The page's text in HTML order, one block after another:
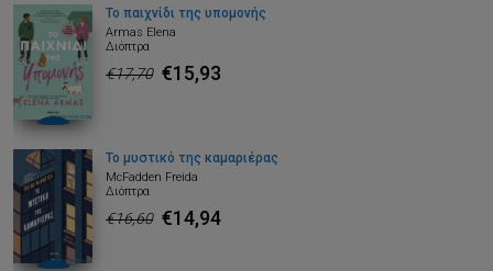
Το παιχνίδι της υπομονής
Armas Elena
Διόπτρα
€17,70 €15,93
Το μυστικό της καμαριέρας
McFadden Freida
Διόπτρα
€16,60 €14,94